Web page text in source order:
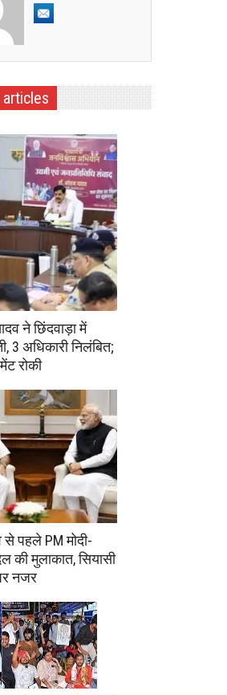
articles
ने छिंदवाड़ा में
3 अधिकारी निलंबित;
रोकी
से पहले PM मोदी-
की मुलाकात, सियासी
नजर